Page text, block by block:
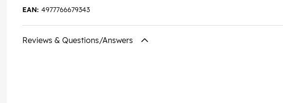
4977766679343
EAN:
Reviews & Questions/Answers